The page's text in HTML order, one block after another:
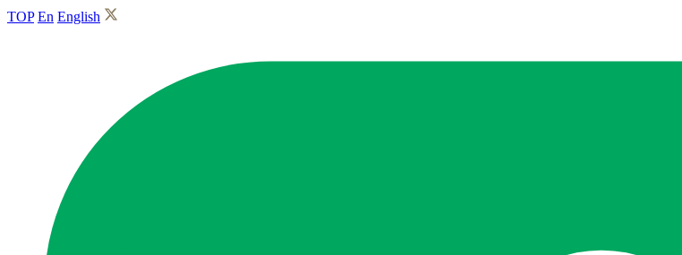
TOP En English